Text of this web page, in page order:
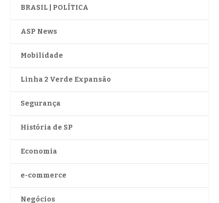
BRASIL | POLÍTICA
ASP News
Mobilidade
Linha 2 Verde Expansão
Segurança
História de SP
Economia
e-commerce
Negócios